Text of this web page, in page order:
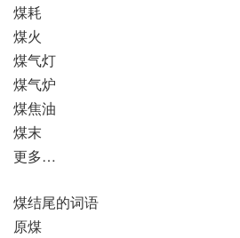
煤耗
煤火
煤气灯
煤气炉
煤焦油
煤末
更多…
煤结尾的词语
原煤